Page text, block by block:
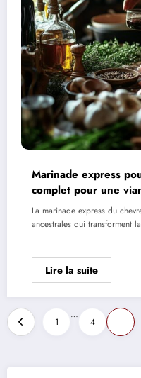
Marinade express
complet pour une
La marinade express du
ancestrales qui transforment
Lire la suite
Pagination
des
publications
1
…
4